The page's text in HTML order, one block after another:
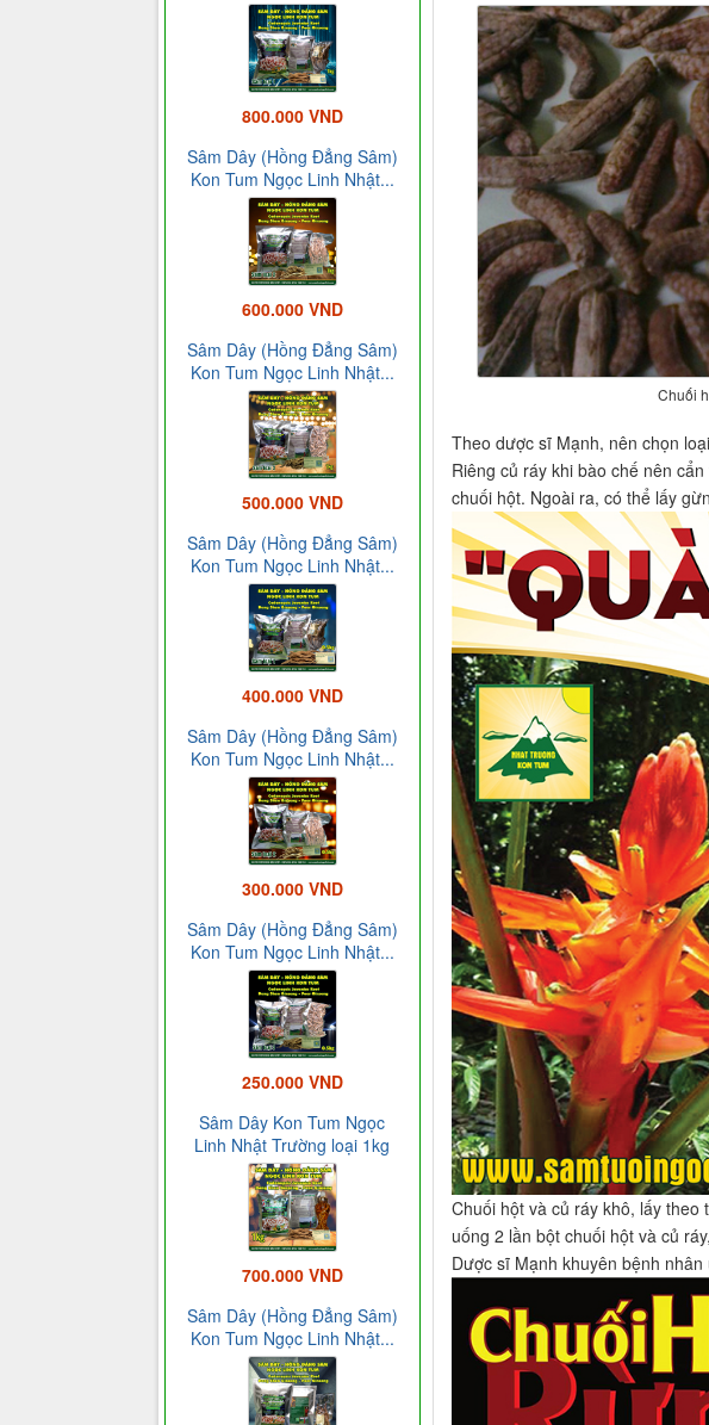
Chuối
Theo dược sĩ Mạnh, nên chọn
Riêng củ ráy khi bào chế nên
chuối hột. Ngoài ra, có thể lấy
Chuối hột và củ ráy khô, lấy
uống 2 lần bột chuối hột và củ
Dược sĩ Mạnh khuyên bệnh
800.000 VND
Sâm Dây (Hồng Đẳng Sâm)
Kon Tum Ngọc Linh Nhật...
600.000 VND
Sâm Dây (Hồng Đẳng Sâm)
Kon Tum Ngọc Linh Nhật...
500.000 VND
Sâm Dây (Hồng Đẳng Sâm)
Kon Tum Ngọc Linh Nhật...
400.000 VND
Sâm Dây (Hồng Đẳng Sâm)
Kon Tum Ngọc Linh Nhật...
300.000 VND
Sâm Dây (Hồng Đẳng Sâm)
Kon Tum Ngọc Linh Nhật...
250.000 VND
Sâm Dây Kon Tum Ngọc
Linh Nhật Trường loại 1kg
700.000 VND
Sâm Dây (Hồng Đẳng Sâm)
Kon Tum Ngọc Linh Nhật...